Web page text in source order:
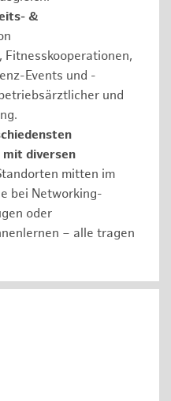
&
Fitnesskooperationen,
Events und -
und
diversen
mitten im
bei Networking-
oder
– alle tragen